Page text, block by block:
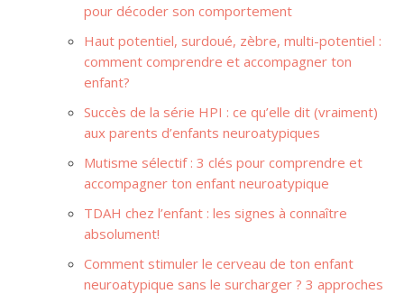
pour décoder son comportement
Haut potentiel, surdoué, zèbre, multi-potentiel :
comment comprendre et accompagner ton
enfant?
Succès de la série HPI : ce qu’elle dit (vraiment)
aux parents d’enfants neuroatypiques
Mutisme sélectif : 3 clés pour comprendre et
accompagner ton enfant neuroatypique
TDAH chez l’enfant : les signes à connaître
absolument!
Comment stimuler le cerveau de ton enfant
neuroatypique sans le surcharger ? 3 approches